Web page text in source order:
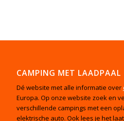
CAMPING MET LAADPAAL
Dé website met alle informatie over
Europa. Op onze website zoek en
verschillende campings met een
elektrische auto. Ook lees je het